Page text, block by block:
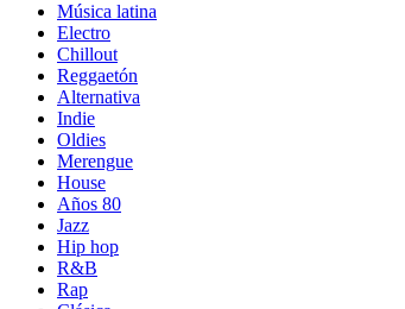
Música latina
Electro
Chillout
Reggaetón
Alternativa
Indie
Oldies
Merengue
House
Años 80
Jazz
Hip hop
R&B
Rap